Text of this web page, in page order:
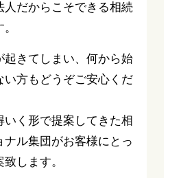
人だからこそできる相続
起きてしまい、何から始
い方もどうぞご安心くだ
く形で提案してきた相
ル集団がお客様にとっ
します。